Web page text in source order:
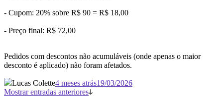
- Cupom: 20% sobre R$ 90 = R$ 18,00
- Preço final: R$ 72,00
Pedidos com descontos não acumuláveis (onde apenas o maior
desconto é aplicado) não foram afetados.
Lucas Colette4 meses atrás19/03/2026
Mostrar entradas anteriores